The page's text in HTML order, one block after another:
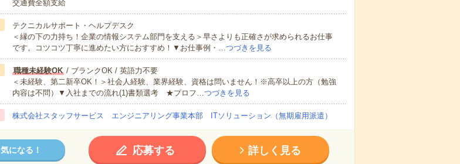
交通費全額支給
テクニカルサポート・ヘルプデスク
＜縁の下の力持ち！企業の情報システム部門を支える＞早さよりも正確さが求められるお仕事
です。コツコツ丁寧に進めたい方におすすめ！▼お仕事例・…つづきを見る
職種未経験OK/ ブランクOK / 英語力不要
＜未経験、第二新卒OK！＞社会人経験、業界経験、資格は問いません！※高卒以上の方（勉強
内容は不問）▼入社までの流れ(1)書類選考 ★プロフ…つづきを見る
株式会社スタッフサービス エンジニアリング事業本部 ITソリューション（無期雇用派遣）
気になる！ 応募する 詳しく見る